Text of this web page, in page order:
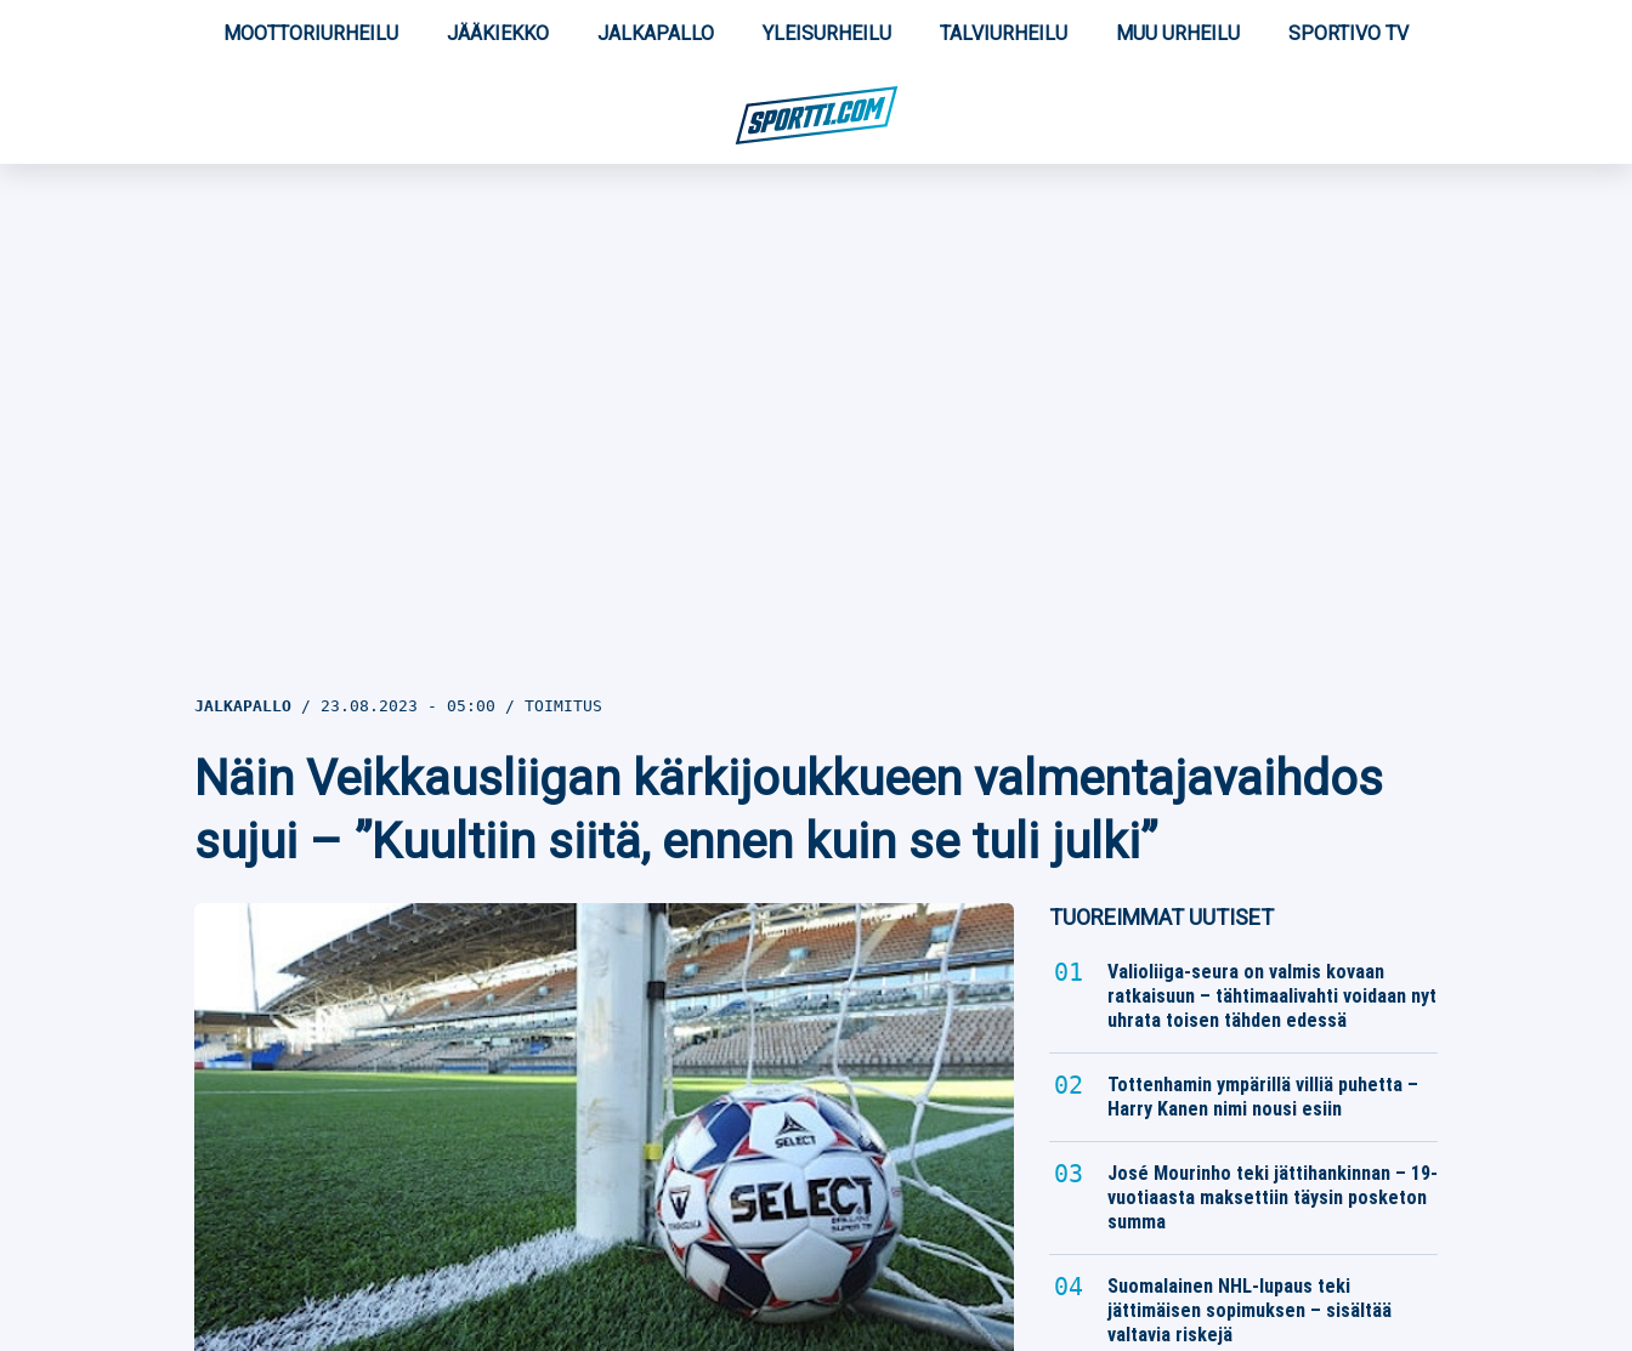
MOOTTORIURHEILU JÄÄKIEKKO JALKAPALLO YLEISURHEILU TALVIURHEILU MUU URHEILU SPORTIVO TV
JALKAPALLO 23.08.2023 - 05:00 TOIMITUS
Näin Veikkausliigan kärkijoukkueen valmentajavaihdos
sujui – ”Kuultiin siitä, ennen kuin se tuli julki”
TUOREIMMAT UUTISET
Valioliiga-seura on valmis kovaan
ratkaisuun – tähtimaalivahti voidaan nyt
uhrata toisen tähden edessä
Tottenhamin ympärillä villiä puhetta –
Harry Kanen nimi nousi esiin
José Mourinho teki jättihankinnan – 19-
vuotiaasta maksettiin täysin posketon
summa
Suomalainen NHL-lupaus teki
jättimäisen sopimuksen – sisältää
valtavia riskejä